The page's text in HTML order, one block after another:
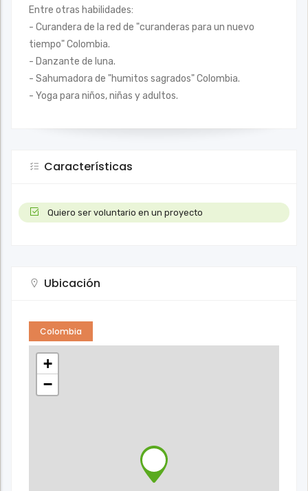
Entre otras habilidades:
- Curandera de la red de "curanderas para un nuevo
tiempo" Colombia.
- Danzante de luna.
- Sahumadora de "humitos sagrados" Colombia.
- Yoga para niños, niñas y adultos.
Características
Quiero ser voluntario en un proyecto
Ubicación
Colombia
+
−